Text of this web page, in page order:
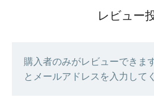
レビュー
購入者のみがレビューできま
とメールアドレスを入力して